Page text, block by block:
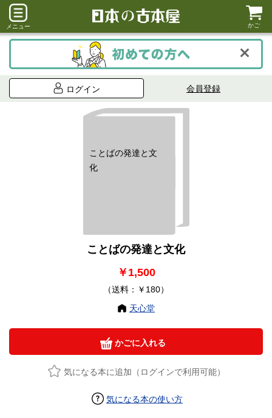
メニュー かご
ログイン 会員登録
ことばの発達と文
化
ことばの発達と文化
￥1,500
（送料：￥180）
天心堂
かごに入れる
気になる本に追加（ログインで利用可能）
気になる本の使い方